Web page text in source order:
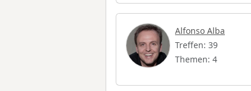
Alfonso Alba
Treffen: 39
Themen: 4